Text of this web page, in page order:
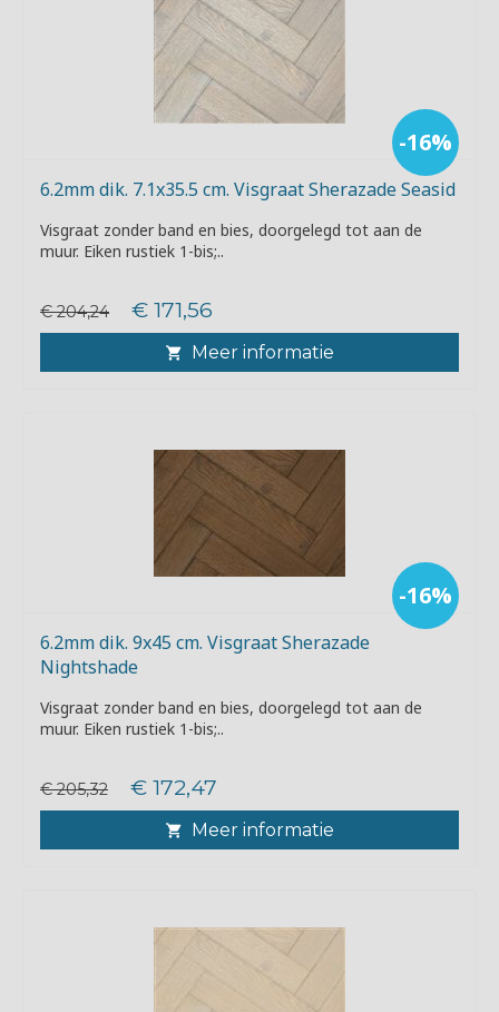
-16%
6.2mm dik. 7.1x35.5 cm. Visgraat Sherazade Seasid
Visgraat zonder band en bies, doorgelegd tot aan de
muur. Eiken rustiek 1-bis;..
€ 204,24 € 171,56
Meer informatie
-16%
6.2mm dik. 9x45 cm. Visgraat Sherazade
Nightshade
Visgraat zonder band en bies, doorgelegd tot aan de
muur. Eiken rustiek 1-bis;..
€ 205,32 € 172,47
Meer informatie